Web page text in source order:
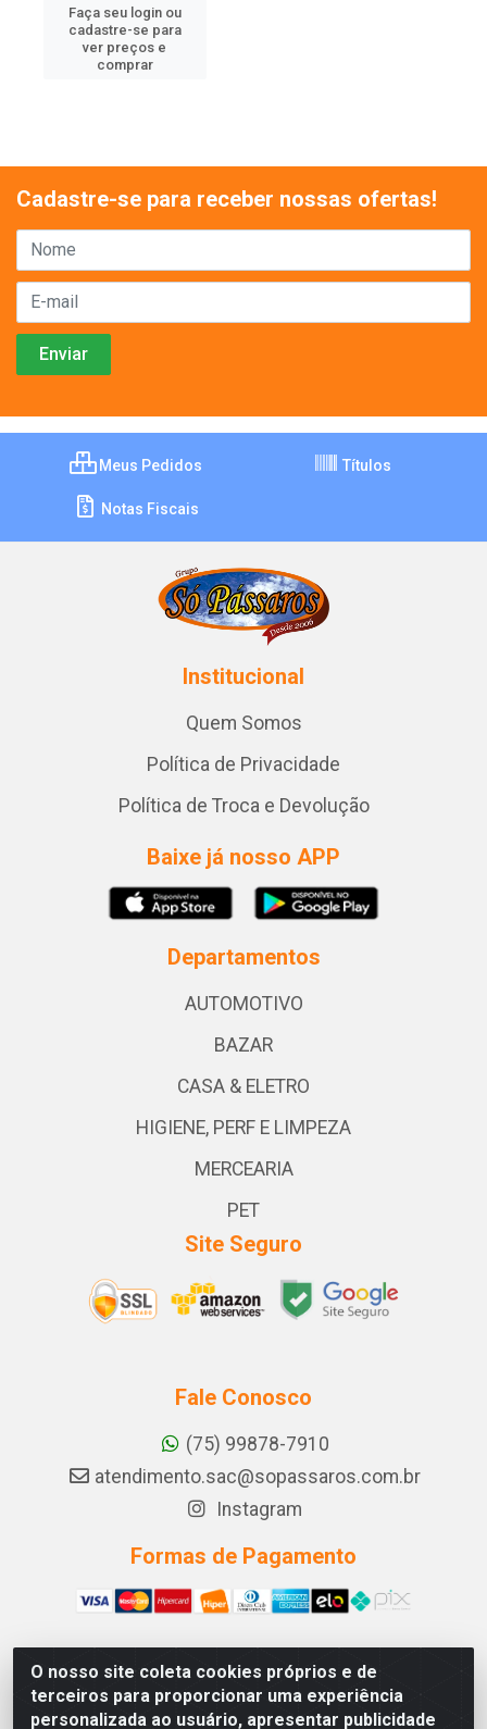
Faça seu login ou
cadastre-se para
ver preços e
comprar
O nosso site coleta cookies próprios e de
terceiros para proporcionar uma experiência
personalizada ao usuário, apresentar publicidade
Cadastre-se para receber nossas ofertas!
Meus Pedidos Títulos
Notas Fiscais
Institucional
Quem Somos
Política de Privacidade
Política de Troca e Devolução
Baixe já nosso APP
Departamentos
AUTOMOTIVO
BAZAR
CASA & ELETRO
HIGIENE, PERF E LIMPEZA
MERCEARIA
PET
Site Seguro
Fale Conosco
(75) 99878-7910
atendimento.sac@sopassaros.com.br
Instagram
Formas de Pagamento
A PINA DOS SANTOS DELEZZOTTE LTDA - RODOVIA BA 233,
27 - ZONA RURAL, ITABERABA/BA - CEP 46.880-000 - CNPJ